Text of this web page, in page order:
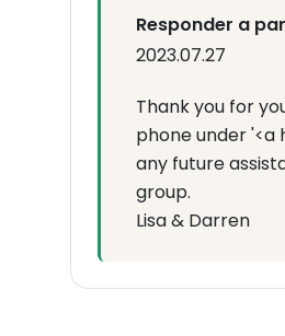
Responder a
2023.07.27
Thank you for
phone under
any future
group.
Lisa & Darren